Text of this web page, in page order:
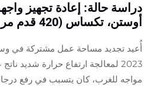
دراسة حالة: إعادة تجهيز
أوستن، تكساس (420 قدم مربع)
أُعيد تجديد مساحة عمل مشتركة في
2023 لمعالجة ارتفاع حرارة شديد
مواجه للغرب، كان يتسبب في رفع